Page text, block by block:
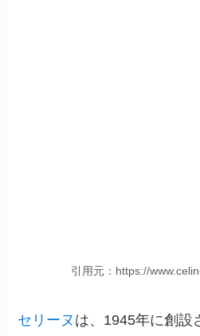
引用元：https://
セリーヌ は、1945年に創設